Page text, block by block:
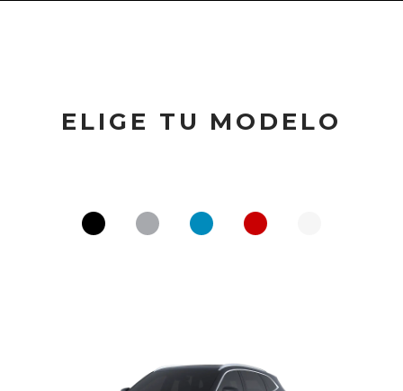
ELIGE TU MODELO